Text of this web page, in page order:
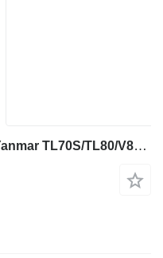
Шестеренный насос Terex /Yanmar TL70S/TL80/V80 -5090661552-Gearpump/Z для фронтального погрузчика